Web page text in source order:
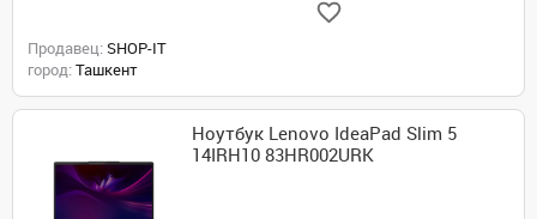
Продавец: SHOP-IT
город: Ташкент
Ноутбук Lenovo IdeaPad Slim 5
14IRH10 83HR002URK